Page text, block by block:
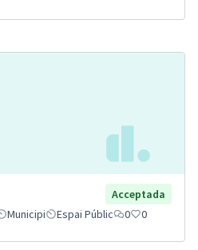
Acceptada
Municipi Espai Públic 0 0